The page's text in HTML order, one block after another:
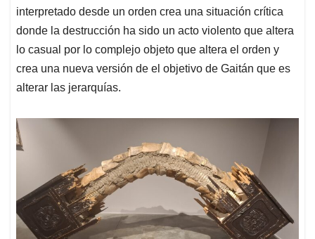
interpretado desde un orden crea una situación crítica
donde la destrucción ha sido un acto violento que altera
lo casual por lo complejo objeto que altera el orden y
crea una nueva versión de el objetivo de Gaitán que es
alterar las jerarquías.